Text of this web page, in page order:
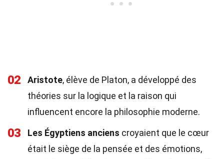
02 Aristote, élève de Platon, a développé des
théories sur la logique et la raison qui
influencent encore la philosophie moderne.
03 Les Égyptiens anciens croyaient que le cœur
était le siège de la pensée et des émotions,